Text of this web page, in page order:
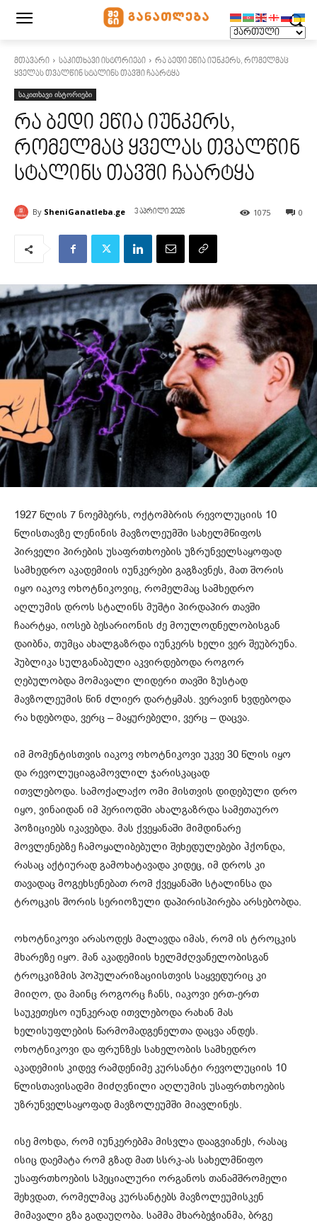
მთავარი საკითხავი ისტორიები
რა ბედი ეწია იუნკერს, რომელმაც
ყველას თვალწინ სტალინს თავში ჩაარტყა
საკითხავი ისტორიები
რა ბედი ეწია იუნკერს,
რომელმაც ყველას თვალწინ
სტალინს თავში ჩაარტყა
By SheniGanatleba.ge 3 აპრილი 2026 0
1075
1927 წლის 7 ნოემბერს, ოქტომბრის რევოლუციის 10
წლისთავზე ლენინის მავზოლეუმში სახელმწიფოს
პირველი პირების უსაფრთხოების უზრუნველსაყოფად
სამხედრო აკადემიის იუნკერები გაგზავნეს, მათ შორის
იყო იაკოვ ოხოტნიკოვიც, რომელმაც სამხედრო
აღლუმის დროს სტალინს მუშტი პირდაპირ თავში
ჩაარტყა, იოსებ ბესარიონის ძე მოულოდნელობისგან
დაიბნა, თუმცა ახალგაზრდა იუნკერს ხელი ვერ შეუბრუნა.
პუბლიკა სულგანაბული აკვირდებოდა როგორ
ღებულობდა მომავალი ლიდერი თავში ზუსტად
მავზოლეუმის წინ ძლიერ დარტყმას. ვერავინ ხვდებოდა
რა ხდებოდა, ვერც – მაყურებელი, ვერც – დაცვა.
იმ მომენტისთვის იაკოვ ოხოტნიკოვი უკვე 30 წლის იყო
და რევოლუციაგამოვლილ ჯარისკაცად
ითვლებოდა. სამოქალაქო ომი მისთვის დიდებული დრო
იყო, ვინაიდან იმ პერიოდში ახალგაზრდა სამეთაურო
პოზიციებს იკავებდა. მას ქვეყანაში მიმდინარე
მოვლენებზე ჩამოყალიბებული შეხედულებები ჰქონდა,
რასაც აქტიურად გამოხატავადა კიდეც, იმ დროს კი
თავადაც მოგეხსენებათ რომ ქვეყანაში სტალინსა და
ტროცკის შორის სერიოზული დაპირისპირება არსებობდა.
ოხოტნიკოვი არასოდეს მალავდა იმას, რომ ის ტროცკის
მხარეზე იყო. მან აკადემიის ხელმძღვანელობისგან
ტროცკიზმის პოპულარიზაციისთვის საყვედურიც კი
მიიღო, და მაინც როგორც ჩანს, იაკოვი ერთ-ერთ
საუკეთესო იუნკერად ითვლებოდა რახან მას
ხელისუფლების წარმომადგენელთა დაცვა ანდეს.
ოხოტნიკოვი და ფრუნზეს სახელობის სამხედრო
აკადემიის კიდევ რამდენიმე კურსანტი რევოლუციის 10
წლისთავისადმი მიძღვნილი აღლუმის უსაფრთხოების
უზრუნველსაყოფად მავზოლეუმში მიავლინეს.
ისე მოხდა, რომ იუნკერებმა მისვლა დააგვიანეს, რასაც
ისიც დაემატა რომ გზად მათ სსრკ-ას სახელმწიფო
უსაფრთხოების სპეციალური ორგანოს თანამშრომელი
შეხვდათ, რომელმაც კურსანტებს მავზოლეუმისკენ
მიმავალი გზა გადაუღობა. სამმა მხარბეჭიანმა, ბრგე